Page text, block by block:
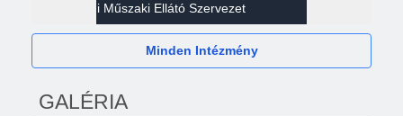
Gazdasági Műszaki Ellátó Szervezet
Minden Intézmény
GALÉRIA